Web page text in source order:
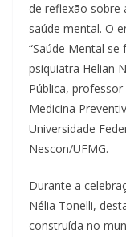
de reflexão sobre
saúde mental. O
“Saúde Mental
psiquiatra Helian
Pública,
Medicina
Universidade
Nescon/UFMG.
Durante a
Nélia Tonelli,
construída no